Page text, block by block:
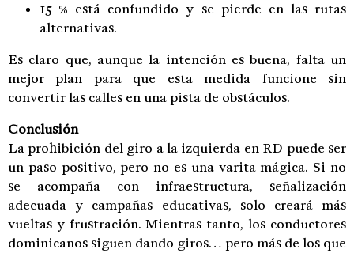
15 % está confundido y se pierde en las rutas
alternativas.
Es claro que, aunque la intención es buena, falta un
mejor plan para que esta medida funcione sin
convertir las calles en una pista de obstáculos.
Conclusión
La prohibición del giro a la izquierda en RD puede ser
un paso positivo, pero no es una varita mágica. Si no
se acompaña con infraestructura, señalización
adecuada y campañas educativas, solo creará más
vueltas y frustración. Mientras tanto, los conductores
dominicanos siguen dando giros… pero más de los que